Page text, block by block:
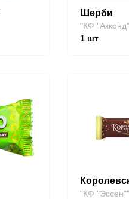
Шерби
"КФ
1 шт
"КФ "Эссен""